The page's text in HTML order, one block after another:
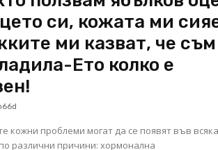
си, кожата ми
ми казват, че съм
Ето колко е
кожни проблеми могат да се появят във всяка
различни причини: хормонална